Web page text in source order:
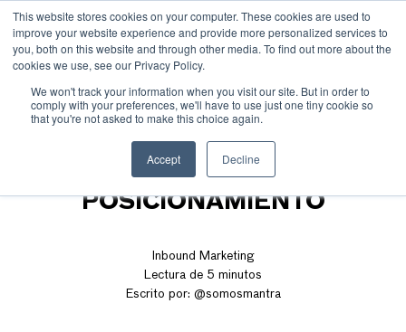
This website stores cookies on your computer. These cookies are used to
improve your website experience and provide more personalized services to
you, both on this website and through other media. To find out more about the
cookies we use, see our Privacy Policy.
We won't track your information when you visit our site. But in order to
comply with your preferences, we'll have to use just one tiny cookie so
that you're not asked to make this choice again.
Accept Decline
5 KPIS PARA AUDITAR TU
ESTRATEGIA DE
POSICIONAMIENTO
Inbound Marketing
Lectura de 5 minutos
Escrito por: @somosmantra